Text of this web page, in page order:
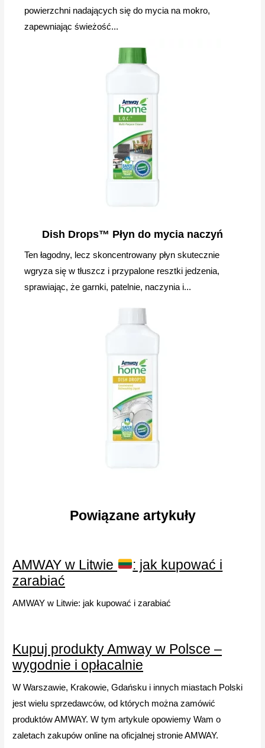
powierzchni nadających się do mycia na mokro,
zapewniając świeżość...
Dish Drops™ Płyn do mycia naczyń
Ten łagodny, lecz skoncentrowany płyn skutecznie
wgryza się w tłuszcz i przypalone resztki jedzenia,
sprawiając, że garnki, patelnie, naczynia i...
Powiązane artykuły
AMWAY w Litwie
: jak kupować i
zarabiać
AMWAY w Litwie: jak kupować i zarabiać
Kupuj produkty Amway w Polsce –
wygodnie i opłacalnie
W Warszawie, Krakowie, Gdańsku i innych miastach Polski
jest wielu sprzedawców, od których można zamówić
produktów AMWAY. W tym artykule opowiemy Wam o
zaletach zakupów online na oficjalnej stronie AMWAY.